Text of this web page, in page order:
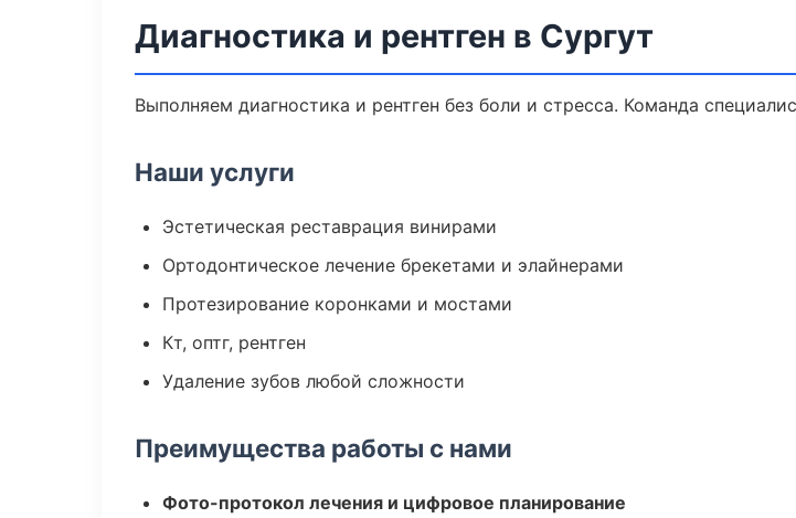
Диагностика и рентген в Сургут
Выполняем диагностика и рентген без боли и стресса. Команда
Наши услуги
Эстетическая реставрация винирами
Ортодонтическое лечение брекетами и элайнерами
Протезирование коронками и мостами
Кт, оптг, рентген
Удаление зубов любой сложности
Преимущества работы с нами
Фото-протокол лечения и цифровое планирование